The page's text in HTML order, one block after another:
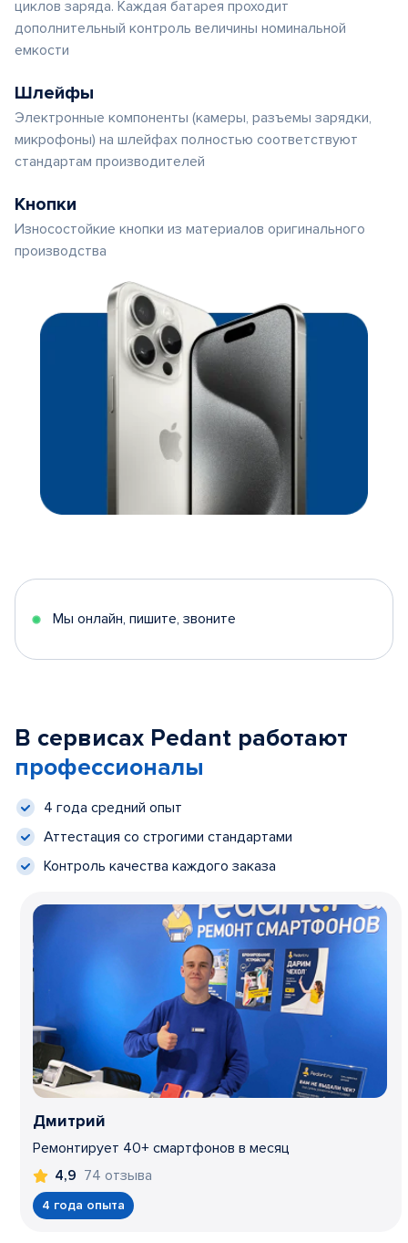
циклов заряда. Каждая батарея проходит
дополнительный контроль величины номинальной
емкости
Шлейфы
Электронные компоненты (камеры, разъемы зарядки,
микрофоны) на шлейфах полностью соответствуют
стандартам производителей
Кнопки
Износостойкие кнопки из материалов оригинального
производства
Мы онлайн, пишите, звоните
В сервисах Pedant работают
профессионалы
4 года средний опыт
Аттестация со строгими стандартами
Контроль качества каждого заказа
Дмитрий
Ремонтирует 40+ смартфонов в месяц
4,9 74 отзыва
4 года опыта